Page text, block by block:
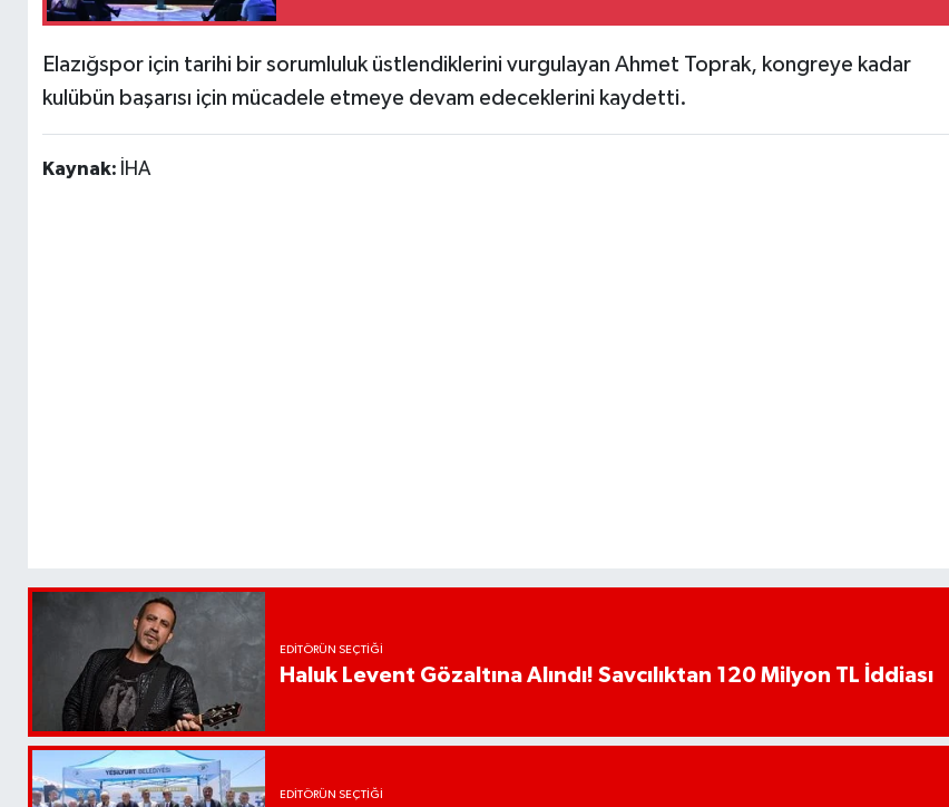
Elazığspor için tarihi bir sorumluluk üstlendiklerini vurgulayan Ahmet Toprak, kongreye kadar
kulübün başarısı için mücadele etmeye devam edeceklerini kaydetti.
Kaynak: İHA
EDITÖRÜN SEÇTIĞI
Haluk Levent Gözaltına Alındı! Savcılıktan 120 Milyon TL İddiası
EDITÖRÜN SEÇTIĞI